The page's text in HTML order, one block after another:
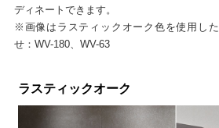
ディネートできます。
※画像はラスティックオーク色を使用し
せ：WV-180、WV-63
ラスティックオーク